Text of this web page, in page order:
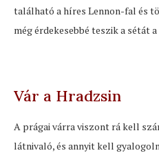
található a híres Lennon-fal és
még érdekesebbé teszik a sétát
Vár a Hradzsin
A prágai várra viszont rá kell
látnivaló, és annyit kell